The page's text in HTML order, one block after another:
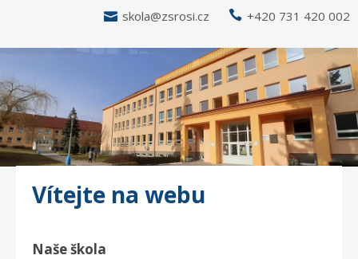
 skola@zsrosi.cz  +420 731 420 002
Vítejte na webu
Naše škola